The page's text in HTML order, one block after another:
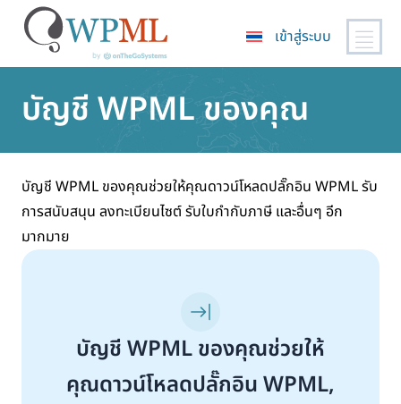
เข้าสู่ระบบ
บัญชี WPML ของคุณ
บัญชี WPML ของคุณช่วยให้คุณดาวน์โหลดปลั๊กอิน WPML รับ
การสนับสนุน ลงทะเบียนไซต์ รับใบกำกับภาษี และอื่นๆ อีก
มากมาย
บัญชี WPML ของคุณช่วยให้
คุณดาวน์โหลดปลั๊กอิน WPML,